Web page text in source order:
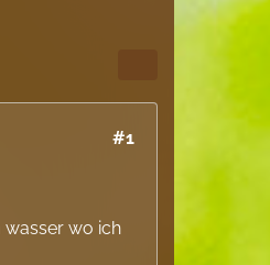
#1
wasser wo ich